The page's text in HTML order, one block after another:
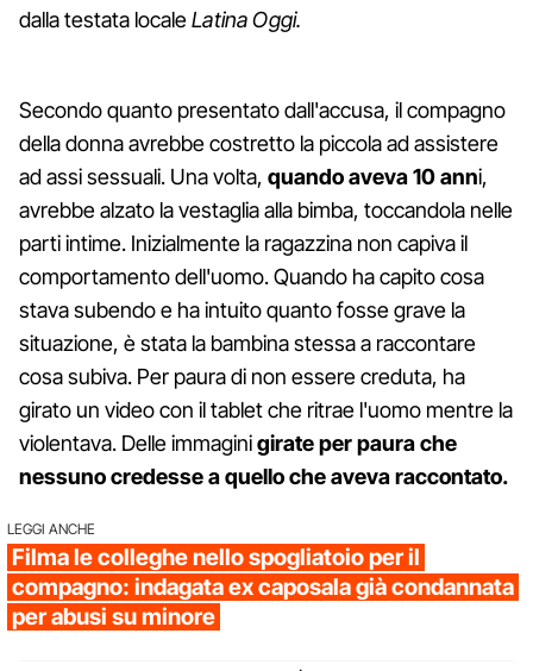
dalla testata localeLatina Oggi.
Secondo quanto presentato dall'accusa, il compagno
della donna avrebbe costretto la piccola ad assistere
ad assi sessuali. Una volta, quando aveva 10 anni,
avrebbe alzato la vestaglia alla bimba, toccandola nelle
parti intime. Inizialmente la ragazzina non capiva il
comportamento dell'uomo. Quando ha capito cosa
stava subendo e ha intuito quanto fosse grave la
situazione, è stata la bambina stessa a raccontare
cosa subiva. Per paura di non essere creduta, ha
girato un video con il tablet che ritrae l'uomo mentre la
violentava. Delle immaginigirate per paura che
nessuno credesse a quello che aveva raccontato.
LEGGI ANCHE
Filma le colleghe nello spogliatoio per il
compagno: indagata ex caposala già condannata
per abusi su minore